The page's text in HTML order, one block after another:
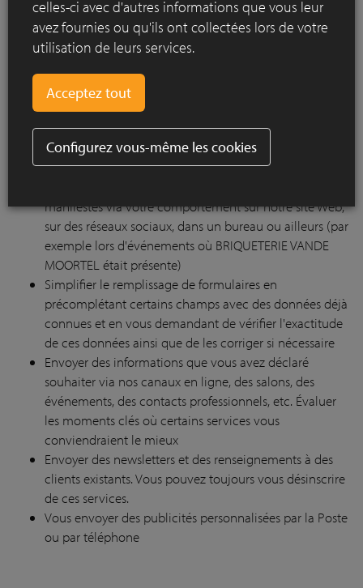
Évaluer les produits et services que vous utilisez ainsi
que vos données sociodémographiques (âge,
composition de la famille, revenus, etc.)
Analyser votre comportement via divers canaux
(visites/réunions, e-mails, visite du site Web, messages
via notre site Web), déduire vos préférences et ainsi
personnaliser les informations et les pages Internet que
vous avez consultées
Adapter les annonces publiées sur les pages Web afin
manifestés via votre comportement sur notre site Web,
sur des réseaux sociaux, dans un bureau ou ailleurs (par
exemple lors d'événements où BRIQUETERIE VANDE
MOORTEL était présente)
Simplifier le remplissage de formulaires en
précomplétant certains champs avec des données déjà
connues et en vous demandant de vérifier l'exactitude
de ces données ainsi que de les corriger si nécessaire
Envoyer des informations que vous avez déclaré
souhaiter via nos canaux en ligne, des salons, des
événements, des contacts professionnels, etc. Évaluer
les moments clés où certains services vous
conviendraient le mieux
Envoyer des newsletters et des renseignements à des
clients existants. Vous pouvez toujours vous désinscrire
de ces services.
Vous envoyer des publicités personnalisées par la Poste
ou par téléphone
celles-ci avec d'autres informations que vous leur
avez fournies ou qu'ils ont collectées lors de votre
utilisation de leurs services.
Configurez vous-même les cookies